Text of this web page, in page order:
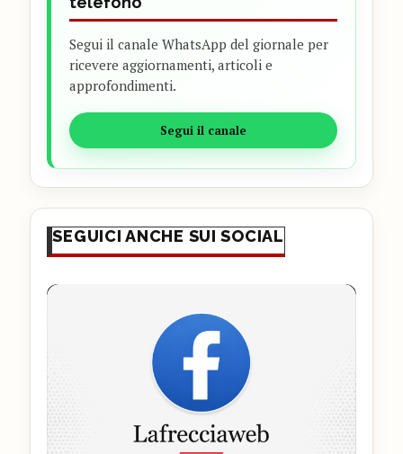
Segui il canale WhatsApp del giornale per
ricevere aggiornamenti, articoli e
approfondimenti.
Segui il canale
SEGUICI ANCHE SUI SOCIAL